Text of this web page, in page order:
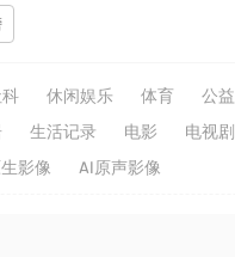
科 休闲娱乐 体育 公益
生活记录 电影 电视剧
影像 AI原声影像